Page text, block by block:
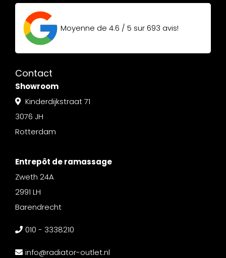
Moyenne de 4.6 / 5 sur693 avis!
Contact
Showroom
Kinderdijkstraat 71
3076 JH
Rotterdam
Entrepôt de ramassage
Zweth 24A
2991 LH
Barendrecht
010 - 3338210
info@radiator-outlet.nl